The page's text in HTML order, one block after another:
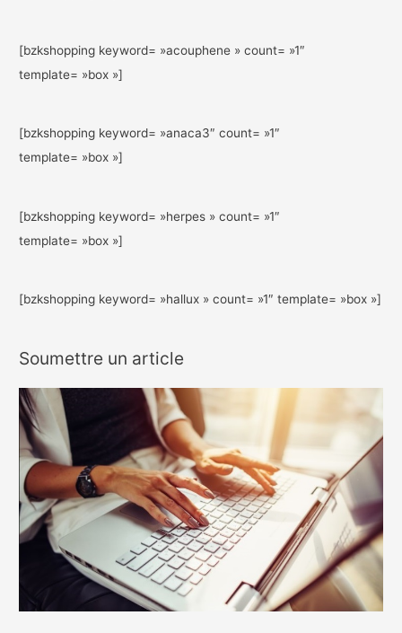
[bzkshopping keyword= »acouphene » count= »1″
template= »box »]
[bzkshopping keyword= »anaca3″ count= »1″
template= »box »]
[bzkshopping keyword= »herpes » count= »1″
template= »box »]
[bzkshopping keyword= »hallux » count= »1″ template= »box »]
Soumettre un article